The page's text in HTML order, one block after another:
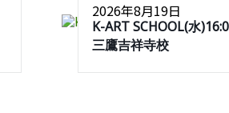
2026年8月19日
K-ART SCHOOL(水
三鷹吉祥寺校